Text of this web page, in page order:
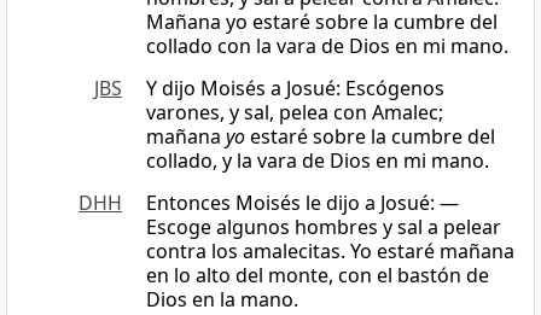
Mañana yo estaré sobre la cumbre del
collado con la vara de Dios en mi mano.
JBS
Y dijo Moisés a Josué: Escógenos
varones, y sal, pelea con Amalec;
mañana yoestaré sobre la cumbre del
collado, y la vara de Dios en mi mano.
DHH
Entonces Moisés le dijo a Josué: —
Escoge algunos hombres y sal a pelear
contra los amalecitas. Yo estaré mañana
en lo alto del monte, con el bastón de
Dios en la mano.